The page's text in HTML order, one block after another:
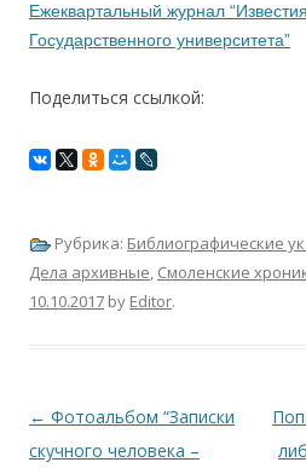
Ежеквартальный журнал
Государственного университета”
Поделиться ссылкой:
Рубрика: Библиографические
Дела архивные, Смоленские
10.10.2017 by Editor.
Навигация по записям
← Фотоальбом “Записки
скучного человека –